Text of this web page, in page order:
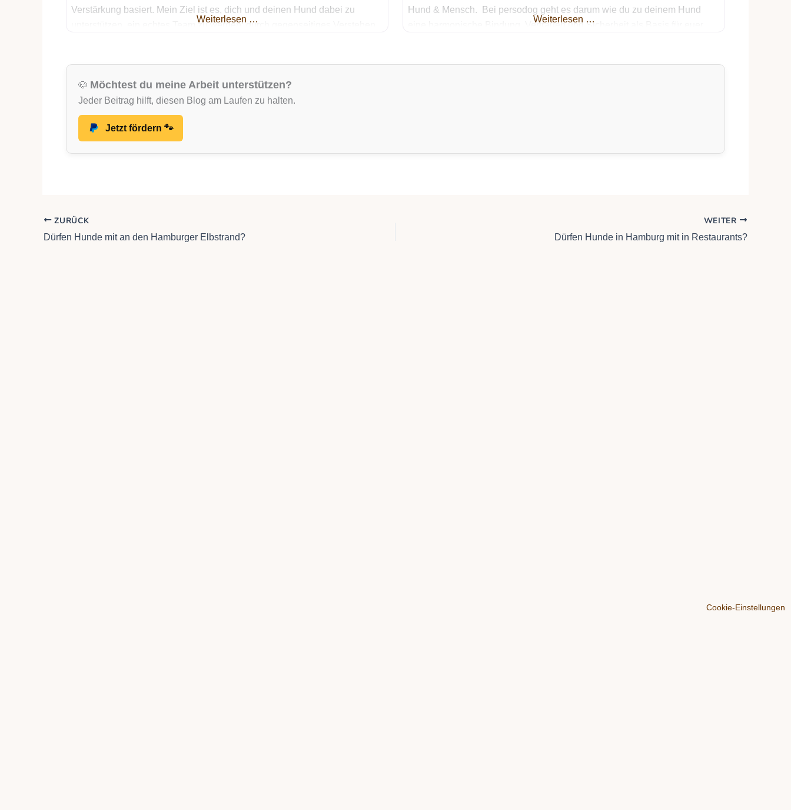
Verstärkung basiert. Mein Ziel ist es, dich und deinen Hund dabei zu
unterstützen, ein echtes Team zu werden: durch gegenseitiges Verstehen,
Weiterlesen …
Hund & Mensch. Bei persodog geht es darum wie du zu deinem Hund
eine harmonische Bindung, Vertrauen und Sicherheit als Basis für euer
Weiterlesen …
🐶 Möchtest du meine Arbeit unterstützen?
Jeder Beitrag hilft, diesen Blog am Laufen zu halten.
Jetzt fördern 🐾
ZURÜCK
Dürfen Hunde mit an den Hamburger Elbstrand?
WEITER
Dürfen Hunde in Hamburg mit in Restaurants?
Cookie-Einstellungen